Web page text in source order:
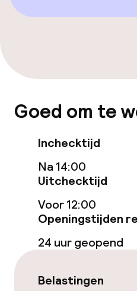
Eet- en
Eet- en drinkdiensten
Roomservice
Dieetopties
Vegetarische
Goed om te
Inchecktijd
Na 14:00
Uitchecktijd
Voor 12:00
Openingstijden
24 uur geopend
Belastingen